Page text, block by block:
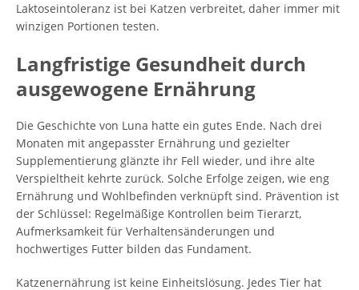
Laktoseintoleranz ist bei Katzen verbreitet, daher immer mit
winzigen Portionen testen.
Langfristige Gesundheit durch
ausgewogene Ernährung
Die Geschichte von Luna hatte ein gutes Ende. Nach drei
Monaten mit angepasster Ernährung und gezielter
Supplementierung glänzte ihr Fell wieder, und ihre alte
Verspieltheit kehrte zurück. Solche Erfolge zeigen, wie eng
Ernährung und Wohlbefinden verknüpft sind. Prävention ist
der Schlüssel: Regelmäßige Kontrollen beim Tierarzt,
Aufmerksamkeit für Verhaltensänderungen und
hochwertiges Futter bilden das Fundament.
Katzenernährung ist keine Einheitslösung. Jedes Tier hat